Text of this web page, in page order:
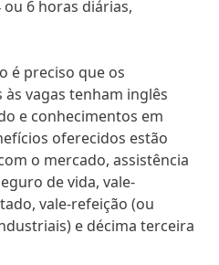
6 horas diárias,
é preciso que os
vagas tenham inglês
e conhecimentos em
oferecidos estão
o mercado, assistência
de vida, vale-
vale-refeição (ou
e décima terceira